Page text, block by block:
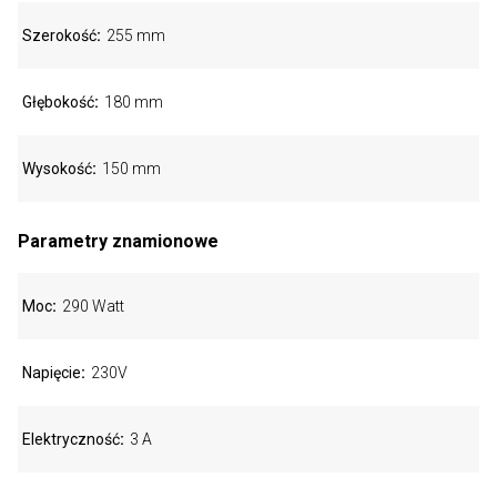
Szerokość 255 mm
Głębokość 180 mm
Wysokość 150 mm
Parametry znamionowe
Moc 290 Watt
Napięcie 230V
Elektryczność 3 A